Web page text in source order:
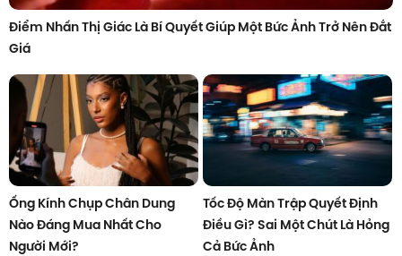
Điểm Nhấn Thị Giác Là Bí Quyết Giúp Một Bức Ảnh Trở Nên Đắt
Giá
Ống Kính Chụp Chân Dung
Nào Đáng Mua Nhất Cho
Người Mới?
Tốc Độ Màn Trập Quyết Định
Điều Gì? Sai Một Chút Là Hỏng
Cả Bức Ảnh